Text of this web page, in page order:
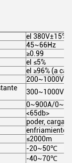
el 380V±15%,
45~66Hz
≥0.99
el ≤5%
el ≥96% (a
200~1000Vdc
300~1000Vdc
0~900A/
<65db>
poder,
enfriamiento
≤2000m
-20~50℃
-40~70℃